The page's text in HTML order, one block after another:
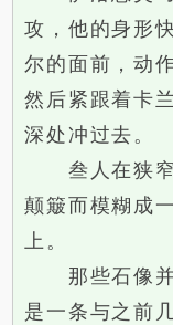
攻，他的身形
尔的面前，动
然后紧跟着卡
深处冲过去。
叁人在狭窄
颠簸而模糊成
上。
那些石像并
是一条与之前